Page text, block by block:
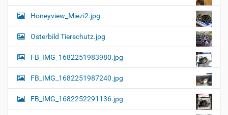
Honeyview_Miezi2.jpg
Osterbild Tierschutz.jpg
FB_IMG_1682251983980.jpg
FB_IMG_1682251987240.jpg
FB_IMG_1682252291136.jpg